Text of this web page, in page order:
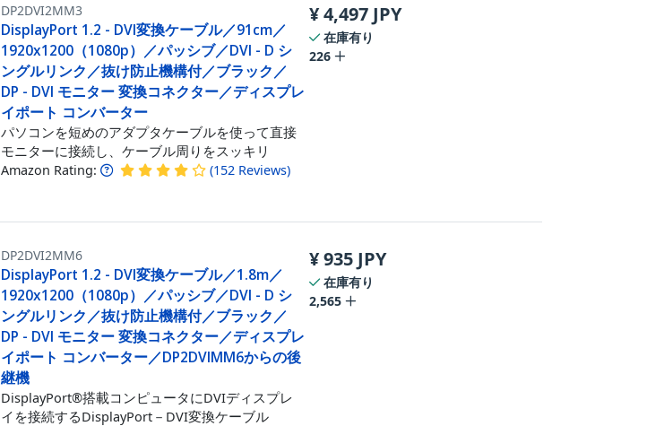
DP2DVI2MM3
DisplayPort 1.2 - DVI変換ケーブル／91cm／
1920x1200（1080p）／パッシブ／DVI - D シ
ングルリンク／抜け防止機構付／ブラック／
DP - DVI モニター 変換コネクター／ディスプレ
イポート コンバーター
パソコンを短めのアダプタケーブルを使って直接
モニターに接続し、ケーブル周りをスッキリ
Amazon Rating: (152 Reviews)
¥4,497 JPY
在庫有り
226
DP2DVI2MM6
DisplayPort 1.2 - DVI変換ケーブル／1.8m／
1920x1200（1080p）／パッシブ／DVI - D シ
ングルリンク／抜け防止機構付／ブラック／
DP - DVI モニター 変換コネクター／ディスプレ
イポート コンバーター／DP2DVIMM6からの後
継機
DisplayPort®搭載コンピュータにDVIディスプレ
イを接続するDisplayPort－DVI変換ケーブル
¥935 JPY
在庫有り
2,565